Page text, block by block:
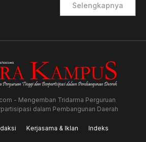
Selengkapnya
- Mengemban Tridarma Perguruan
dalam Pembangunan Daerah
Kerjasama & Iklan Indeks